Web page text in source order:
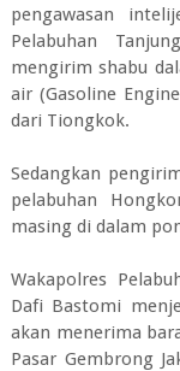
pengawasan
Pelabuhan
mengirim shabu
air (Gasoline
dari Tiongkok.
Sedangkan
pelabuhan
masing di dalam
Wakapolres
Dafi Bastomi
akan menerima
Pasar Gembrong